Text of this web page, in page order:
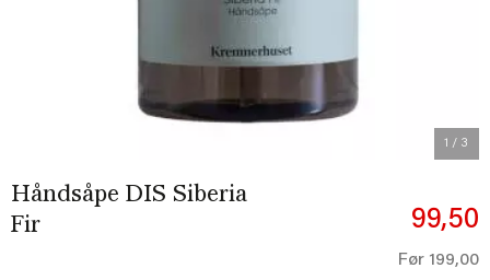
1 / 3
Håndsåpe DIS Siberia
Fir
99,50
Før 199,00